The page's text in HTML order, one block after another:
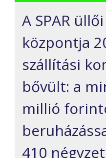
A SPAR
központja
szállítási
bővült: a
millió
410